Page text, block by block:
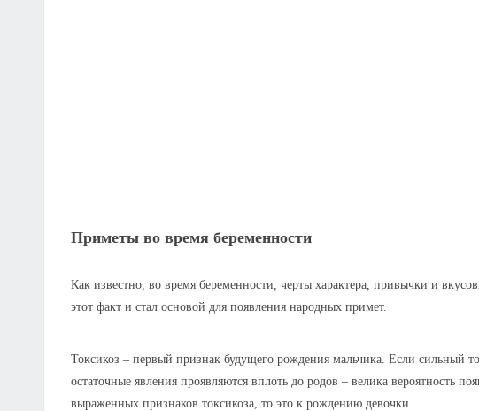
Приметы во время беременности
Как известно, во время беременности, черты характера, привычки и
этот факт и стал основой для появления народных примет.
Токсикоз – первый признак будущего рождения мальчика. Если сильный
остаточные явления проявляются вплоть до родов – велика вероятность
выраженных признаков токсикоза, то это к рождению девочки.